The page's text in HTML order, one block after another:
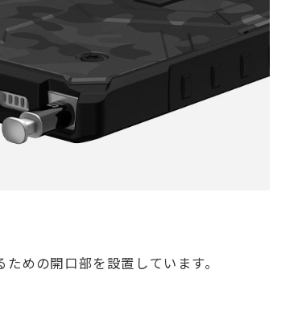
めの開口部を設置しています。